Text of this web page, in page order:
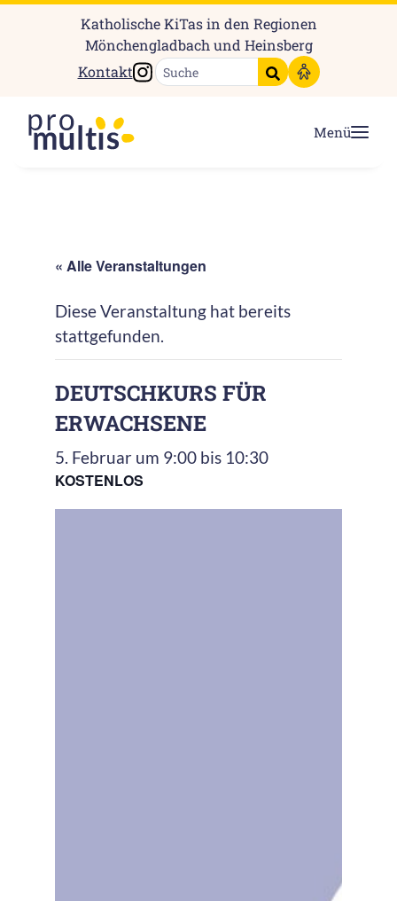
Katholische KiTas in den Regionen
Mönchengladbach und Heinsberg
Kontakt
Instagram
Suche starten
Menü
« Alle Veranstaltungen
Diese Veranstaltung hat bereits
stattgefunden.
DEUTSCHKURS FÜR
ERWACHSENE
5. Februar um 9:00 bis 10:30
KOSTENLOS